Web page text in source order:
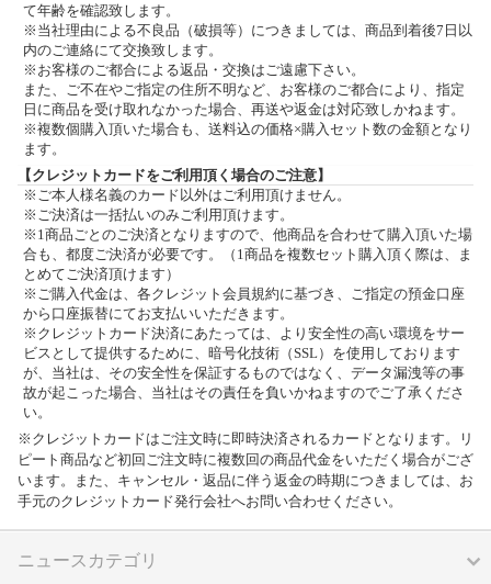
て年齢を確認致します。
※当社理由による不良品（破損等）につきましては、商品到着後7日以
内のご連絡にて交換致します。
※お客様のご都合による返品・交換はご遠慮下さい。
また、ご不在やご指定の住所不明など、お客様のご都合により、指定
日に商品を受け取れなかった場合、再送や返金は対応致しかねます。
※複数個購入頂いた場合も、送料込の価格×購入セット数の金額となり
ます。
【クレジットカードをご利用頂く場合のご注意】
※ご本人様名義のカード以外はご利用頂けません。
※ご決済は一括払いのみご利用頂けます。
※1商品ごとのご決済となりますので、他商品を合わせて購入頂いた場
合も、都度ご決済が必要です。（1商品を複数セット購入頂く際は、ま
とめてご決済頂けます）
※ご購入代金は、各クレジット会員規約に基づき、ご指定の預金口座
から口座振替にてお支払いいただきます。
※クレジットカード決済にあたっては、より安全性の高い環境をサー
ビスとして提供するために、暗号化技術（SSL）を使用しております
が、当社は、その安全性を保証するものではなく、データ漏洩等の事
故が起こった場合、当社はその責任を負いかねますのでご了承くださ
い。
※クレジットカードはご注文時に即時決済されるカードとなります。リ
ピート商品など初回ご注文時に複数回の商品代金をいただく場合がござ
います。また、キャンセル・返品に伴う返金の時期につきましては、お
手元のクレジットカード発行会社へお問い合わせください。
ニュースカテゴリ